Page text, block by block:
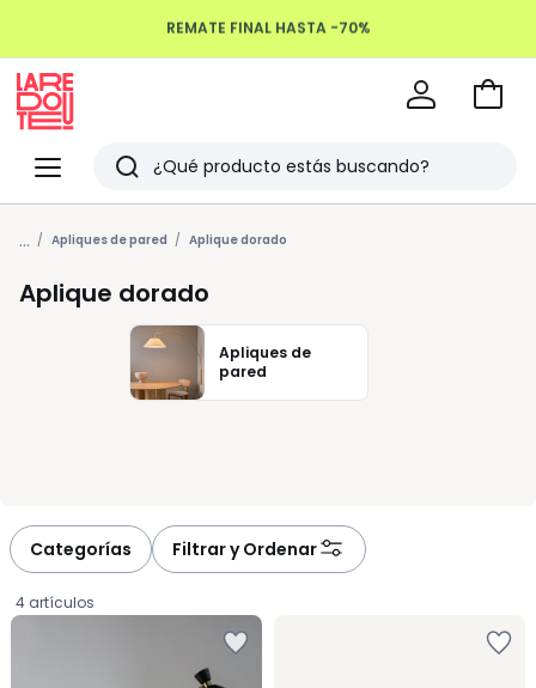
REMATE FINAL HASTA -70%
Devoluciones hasta 100 días
Menu
Redoute
Buscar
Últimos
artículos
vistos
Ir
... Apliques de pared Aplique dorado
Aplique dorado
Apliques de
pared
Categorías Filtrar y Ordenar
4 artículos